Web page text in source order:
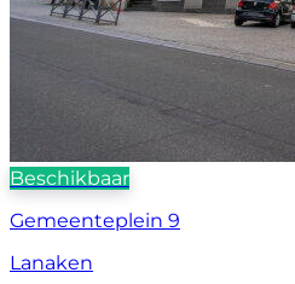
Beschikbaar
Gemeenteplein 9
Lanaken